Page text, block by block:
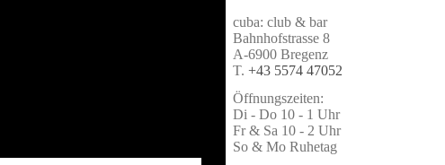
cuba: club & bar
Bahnhofstrasse 8
A-6900 Bregenz
T. +43 5574 47052
Öffnungszeiten:
Di - Do 10 - 1 Uhr
Fr & Sa 10 - 2 Uhr
So & Mo Ruhetag